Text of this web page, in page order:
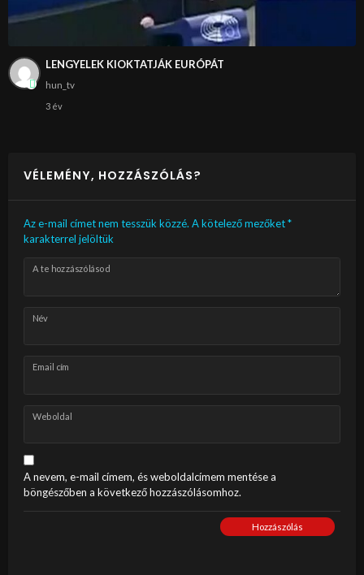
LENGYELEK KIOKTATJÁK EURÓPÁT
hun_tv
3 év
VÉLEMÉNY, HOZZÁSZÓLÁS?
Az e-mail címet nem tesszük közzé. A kötelező mezőket*
karakterrel jelöltük
A te hozzászólásod
Név
Email cím
Weboldal
A nevem, e-mail címem, és weboldalcímem mentése a
böngészőben a következő hozzászólásomhoz.
Hozzászólás